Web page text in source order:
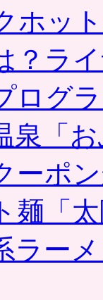
コ
ン
に
野
菜
ー
ポ
利
で
割
引
も
ホッ
？ラ
ログ
泉「
ーポ
麺「
ラー